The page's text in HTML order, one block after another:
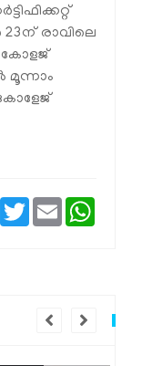
രാവിലെ
കോളജ്
Facebook
TwitterEmail